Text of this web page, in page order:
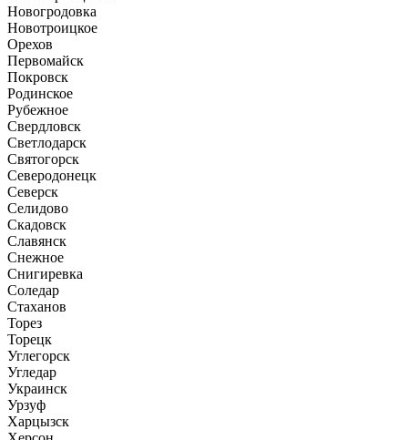
Новогродовка
Новотроицкое
Орехов
Первомайск
Покровск
Родинское
Рубежное
Свердловск
Светлодарск
Святогорск
Северодонецк
Северск
Селидово
Скадовск
Славянск
Снежное
Снигиревка
Соледар
Стаханов
Торез
Торецк
Углегорск
Угледар
Украинск
Урзуф
Харцызск